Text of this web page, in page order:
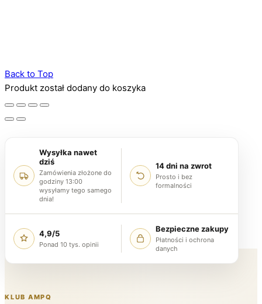
Back to Top
Produkt został dodany do koszyka
Wysyłka nawet
dziś
Zamówienia złożone do
godziny 13:00
wysyłamy tego samego
dnia!
14 dni na zwrot
Prosto i bez
formalności
4,9/5
Ponad 10 tys. opinii
Bezpieczne zakupy
Płatności i ochrona
danych
KLUB AMPQ